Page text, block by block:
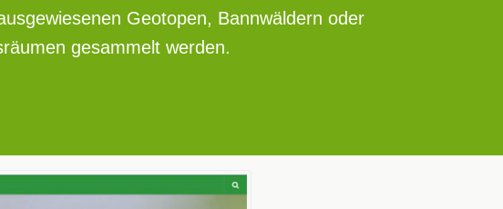
Geotopen, Bannwäldern oder
gesammelt werden.